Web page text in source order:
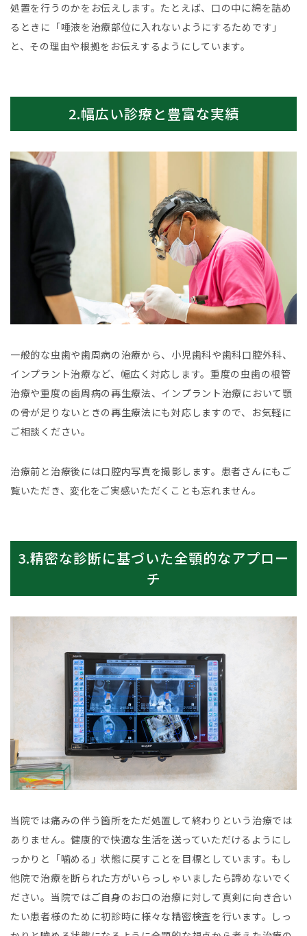
処置を行うのかをお伝えします。たとえば、口の中に綿を詰め
るときに「唾液を治療部位に入れないようにするためです」
と、その理由や根拠をお伝えするようにしています。
2.幅広い診療と豊富な実績
一般的な虫歯や歯周病の治療から、小児歯科や歯科口腔外科、
インプラント治療など、幅広く対応します。重度の虫歯の根管
治療や重度の歯周病の再生療法、インプラント治療において顎
の骨が足りないときの再生療法にも対応しますので、お気軽に
ご相談ください。
治療前と治療後には口腔内写真を撮影します。患者さんにもご
覧いただき、変化をご実感いただくことも忘れません。
3.精密な診断に基づいた全顎的なアプロー
チ
当院では痛みの伴う箇所をただ処置して終わりという治療では
ありません。健康的で快適な生活を送っていただけるようにし
っかりと「噛める」状態に戻すことを目標としています。もし
他院で治療を断られた方がいらっしゃいましたら諦めないでく
ださい。当院ではご自身のお口の治療に対して真剣に向き合い
たい患者様のために初診時に様々な精密検査を行います。しっ